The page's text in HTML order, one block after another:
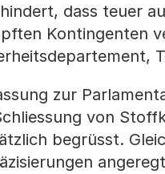
dass teuer
Kontingenten
zur
von
begrüsst.